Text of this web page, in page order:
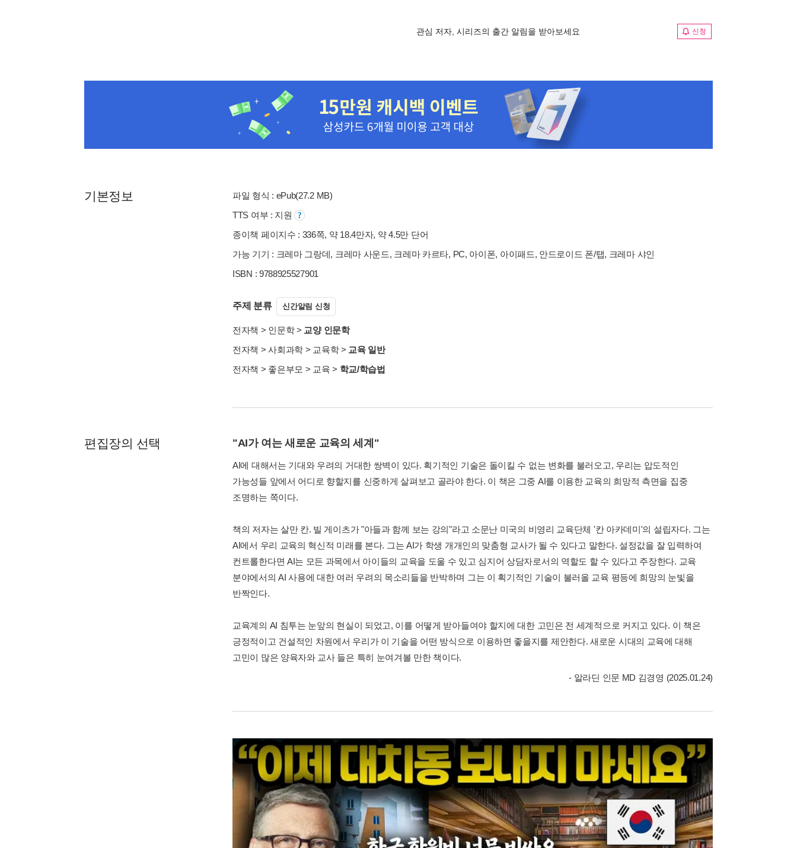
관심 저자, 시리즈의 출간 알림을 받아보세요 신청
기본정보
파일 형식 : ePub(27.2 MB)
TTS 여부 : 지원
종이책 페이지수 : 336쪽, 약 18.4만자, 약 4.5만 단어
가능 기기 : 크레마 그랑데, 크레마 사운드, 크레마 카르타, PC, 아이폰, 아이패드, 안드로이드 폰/탭, 크레마 샤인
ISBN : 9788925527901
주제 분류 신간알림 신청
전자책 > 인문학> 교양 인문학
전자책 >사회과학 > 교육학> 교육 일반
전자책 > 좋은부모 > 교육 > 학교/학습법
편집장의 선택 "AI가 여는 새로운 교육의 세계"
AI에 대해서는 기대와 우려의 거대한 쌍벽이 있다. 획기적인 기술은 돌이킬 수 없는 변화를 불러오고, 우리는 압도적인
가능성들 앞에서 어디로 향할지를 신중하게 살펴보고 골라야 한다. 이 책은 그중 AI를 이용한 교육의 희망적 측면을 집중
조명하는 쪽이다.
책의 저자는 살만 칸. 빌 게이츠가 "아들과 함께 보는 강의"라고 소문난 미국의 비영리 교육단체 '칸 아카데미'의 설립자다. 그는
AI에서 우리 교육의 혁신적 미래를 본다. 그는 AI가 학생 개개인의 맞춤형 교사가 될 수 있다고 말한다. 설정값을 잘 입력하여
컨트롤한다면 AI는 모든 과목에서 아이들의 교육을 도울 수 있고 심지어 상담자로서의 역할도 할 수 있다고 주장한다. 교육
분야에서의 AI 사용에 대한 여러 우려의 목소리들을 반박하며 그는 이 획기적인 기술이 불러올 교육 평등에 희망의 눈빛을
반짝인다.
교육계의 AI 침투는 눈앞의 현실이 되었고, 이를 어떻게 받아들여야 할지에 대한 고민은 전 세계적으로 커지고 있다. 이 책은
긍정적이고 건설적인 차원에서 우리가 이 기술을 어떤 방식으로 이용하면 좋을지를 제안한다. 새로운 시대의 교육에 대해
고민이 많은 양육자와 교사 들은 특히 눈여겨볼 만한 책이다.
- 알라딘 인문 MD 김경영 (2025.01.24)